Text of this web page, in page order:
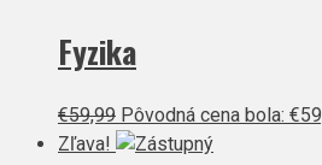
Fyzika
€59,99 Pôvodná cena bola:
Zľava!